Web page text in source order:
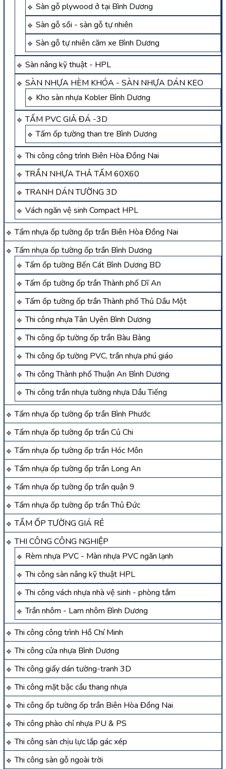
Sàn gỗ plywood ở tại Bình Dương
Sàn gỗ sồi - sàn gỗ tự nhiên
Sàn gỗ tự nhiên căm xe Bình Dương
Sàn nâng kỹ thuật - HPL
SÀN NHỰA HÈM KHÓA - SÀN NHỰA DÁN KEO
Kho sàn nhựa Kobler Bình Dương
TẤM PVC GIẢ ĐÁ -3D
Tấm ốp tường than tre Bình Dương
Thi công công trình Biên Hòa Đồng Nai
TRẦN NHỰA THẢ TẤM 60X60
TRANH DÁN TƯỜNG 3D
Vách ngăn vệ sinh Compact HPL
Tấm nhựa ốp tường ốp trần Biên Hòa Đồng Nai
Tấm nhựa ốp tường ốp trần Bình Dương
Tấm ốp tường Bến Cát Bình Dương BD
Tấm ốp tường ốp trần Thành phố Dĩ An
Tấm ốp tường ốp trần Thành phố Thủ Dầu Một
Thi công nhựa Tân Uyên Bình Dương
Thi công ốp tường ốp trần Bàu Bàng
Thi công ốp tường PVC, trần nhựa phú giáo
Thi công Thành phố Thuận An Bình Dương
Thi công trần nhựa tường nhựa Dầu Tiếng
Tấm nhựa ốp tường ốp trần Bình Phước
Tấm nhựa ốp tường ốp trần Củ Chi
Tấm nhựa ốp tường ốp trần Hóc Môn
Tấm nhựa ốp tường ốp trần Long An
Tấm nhựa ốp tường ốp trần quận 9
Tấm nhựa ốp tường ốp trần Thủ Đức
TẤM ỐP TƯỜNG GIÁ RẺ
THI CÔNG CÔNG NGHIỆP
Rèm nhựa PVC - Màn nhựa PVC ngăn lạnh
Thi công sàn nâng kỹ thuật HPL
Thi công vách nhựa nhà vệ sinh - phòng tắm
Trần nhôm - Lam nhôm Bình Dương
Thi công công trình Hồ Chí Minh
Thi công cửa nhựa Bình Dương
Thi công giấy dán tường-tranh 3D
Thi công mặt bậc cầu thang nhựa
Thi công ốp tường ốp trần Biên Hòa Đồng Nai
Thi công phào chỉ nhựa PU & PS
Thi công sàn chịu lực lắp gác xép
Thi công sàn gỗ ngoài trời